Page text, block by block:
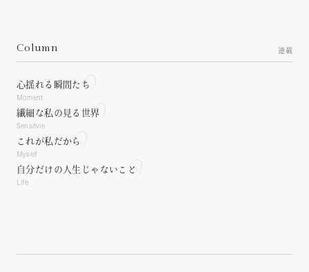
Column 連載
心揺れる瞬間たち
Moment
繊細な私の見る世界
Sensitvie
これが私だから
Myself
自分だけの人生じゃないこと
Life